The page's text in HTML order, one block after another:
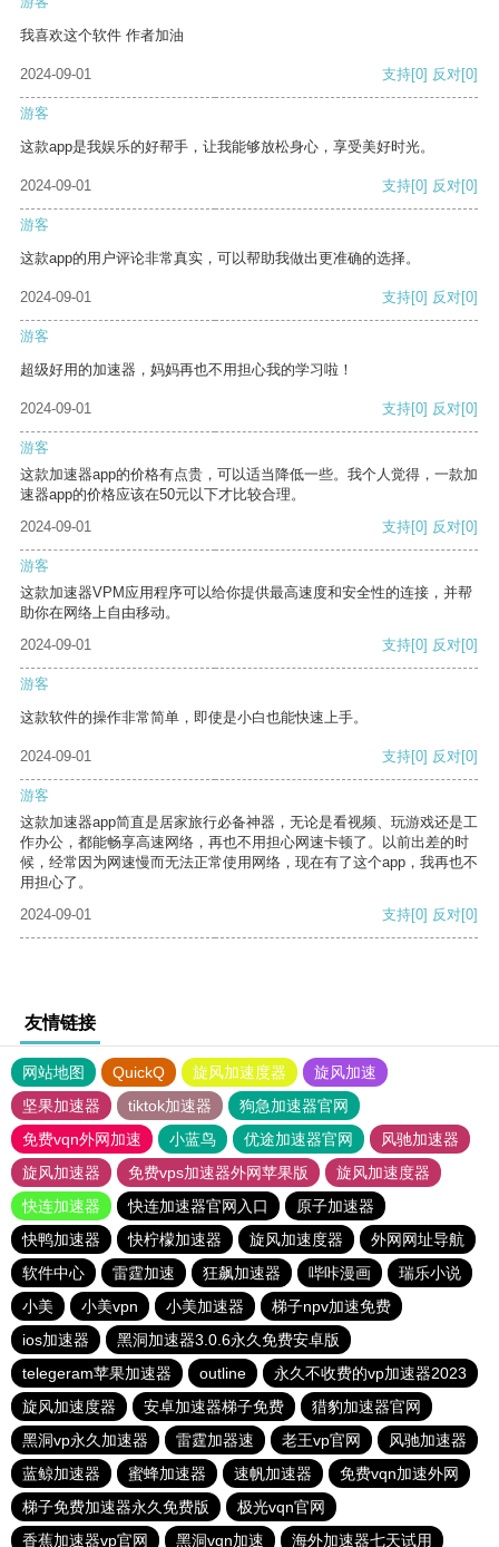
我喜欢这个软件 作者加油
2024-09-01 支持[0] 反对[0]
游客
这款app是我娱乐的好帮手，让我能够放松身心，享受美好时光。
2024-09-01 支持[0] 反对[0]
游客
这款app的用户评论非常真实，可以帮助我做出更准确的选择。
2024-09-01 支持[0] 反对[0]
游客
超级好用的加速器，妈妈再也不用担心我的学习啦！
2024-09-01 支持[0] 反对[0]
游客
这款加速器app的价格有点贵，可以适当降低一些。我个人觉得，一款加
速器app的价格应该在50元以下才比较合理。
2024-09-01
支持[0] 反对[0]
游客
这款加速器VPM应用程序可以给你提供最高速度和安全性的连接，并帮
助你在网络上自由移动。
2024-09-01
支持[0] 反对[0]
游客
这款软件的操作非常简单，即使是小白也能快速上手。
2024-09-01 支持[0] 反对[0]
游客
这款加速器app简直是居家旅行必备神器，无论是看视频、玩游戏还是工
作办公，都能畅享高速网络，再也不用担心网速卡顿了。以前出差的时
候，经常因为网速慢而无法正常使用网络，现在有了这个app，我再也不
用担心了。
2024-09-01
支持[0] 反对[0]
友情链接
网站地图 QuickQ 旋风加速度器
旋风加速
坚果加速器
tiktok加速器
狗急加速器官网
免费vqn外网加速
小蓝鸟 优途加速器官网
风驰加速器
旋风加速器
免费vps加速器外网苹果版
旋风加速度器
快连加速器
快连加速器官网入口
原子加速器
快鸭加速器
快柠檬加速器 旋风加速度器
外网网址导航
软件中心
雷霆加速 狂飙加速器 哔咔漫画
瑞乐小说
小美
小美vpn 小美加速器
梯子npv加速免费
ios加速器
黑洞加速器3.0.6永久免费安卓版
telegeram苹果加速器
outline
永久不收费的vp加速器2023
旋风加速度器
安卓加速器梯子免费
猎豹加速器官网
黑洞vp永久加速器
雷霆加器速 老王vp官网
风驰加速器
蓝鲸加速器
蜜蜂加速器 速帆加速器
免费vqn加速外网
梯子免费加速器永久免费版
极光vqn官网
香蕉加速器vp官网
黑洞vqn加速 海外加速器七天试用